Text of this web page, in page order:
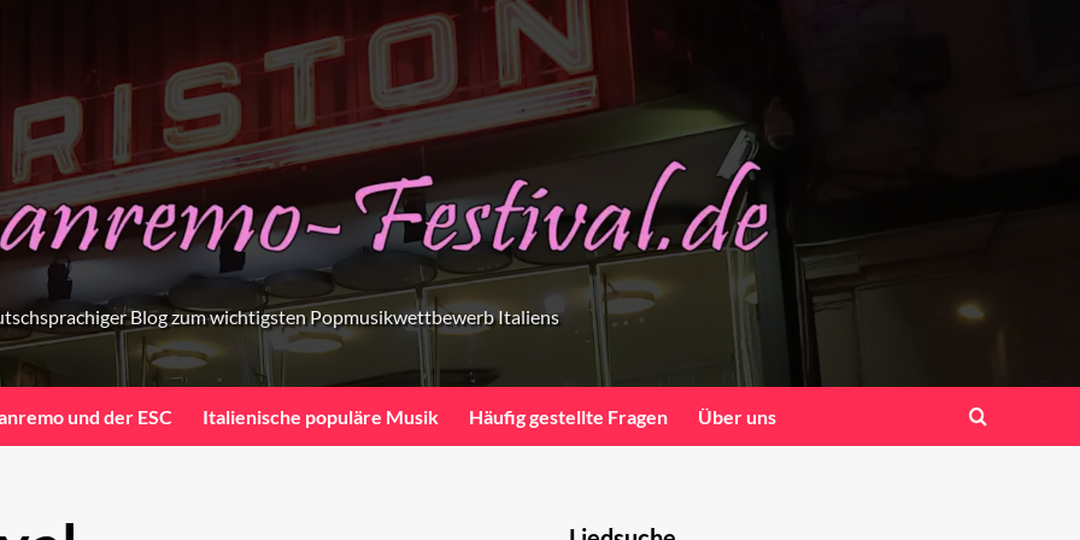
Blog zum wichtigsten Popmusikwettbewerb Italiens
und der ESC Italienische populäre Musik Häufig gestellte Fragen Über uns